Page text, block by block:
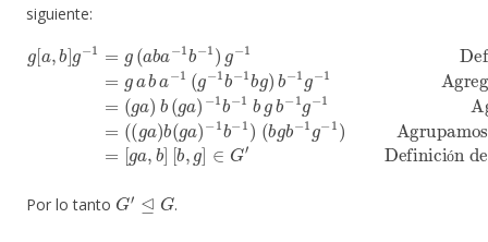
siguiente:
g[ g −1 =g(aba −1b
Definición de [a b]= ba − 1(g−1b 1b
Agregamos el neutro =(g
−1 b− b− 1 g−1 Agrupamos
1b −1 b 1 g−1 )Agrupamos conmutadores
[g a,b g ∈ G′Definición de conmutadores
Por lo tanto
G′⊴
.